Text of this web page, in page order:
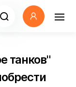
танков"